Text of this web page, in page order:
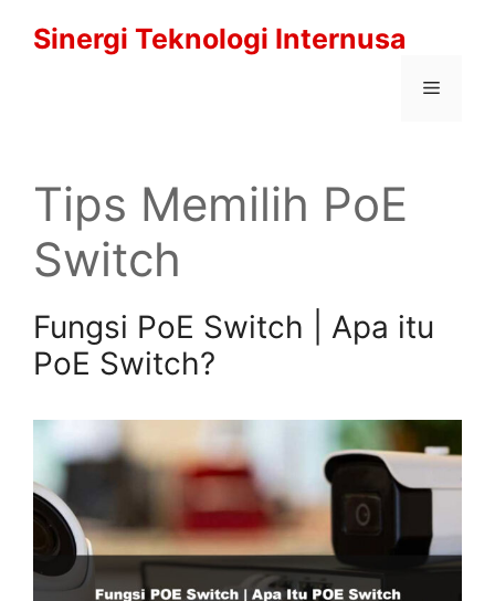
Sinergi Teknologi Internusa
Menu
Tips Memilih PoE
Switch
Fungsi PoE Switch | Apa itu
PoE Switch?